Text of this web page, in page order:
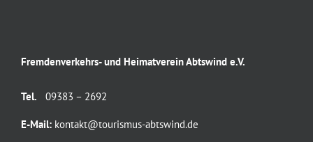
Fremdenverkehrs- und Heimatverein Abtswind e.V.
Tel. 09383 – 2692
E-Mail: kontakt@tourismus-abtswind.de